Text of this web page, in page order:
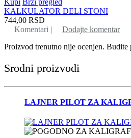
KALKULATOR DELI STONI
744,00 RSD
Komentari |
Dodajte komentar
Proizvod trenutno nije ocenjen.
Srodni proizvodi
LAJNER PILOT ZA